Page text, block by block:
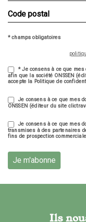
* champs obligatoires
* Je consens à ce que
afin que la société ONSSEN
accepte la Politique de
Je consens à ce que mes
ONSSEN (éditeur du site
Je consens à ce que mes
transmises à des partenaires
fins de prospection
Je m'abonne
Ils